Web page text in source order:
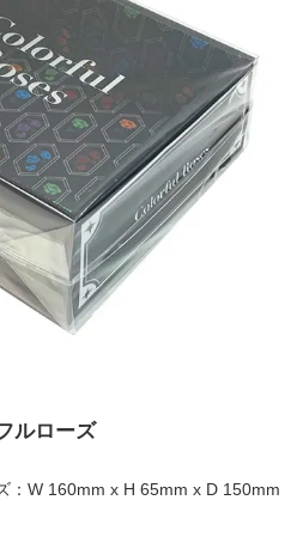
ルローズ
：W 160mm x H 65mm x D 150mm